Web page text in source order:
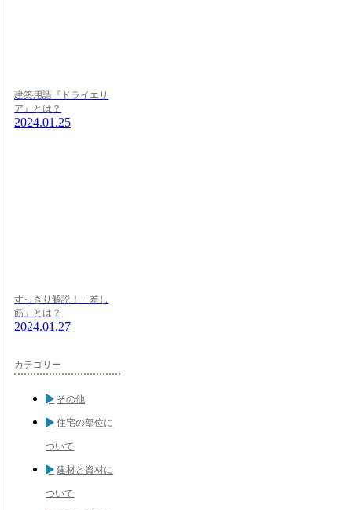
建築用語『ドライエリ
ア』とは？
2024.01.25
すっきり解説！「差し
筋」とは？
2024.01.27
カテゴリー
その他
住宅の部位に
ついて
建材と資材に
ついて